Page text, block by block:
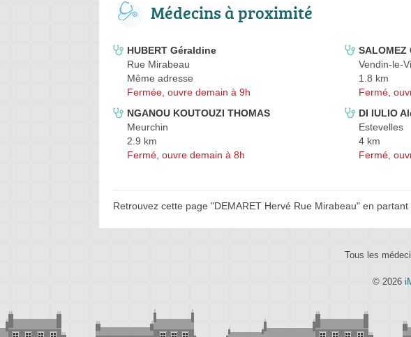
Médecins à proximité
HUBERT Géraldine
Rue Mirabeau
Même adresse
Fermée, ouvre demain à 9h
SALOMEZ
Vendin-le-
1.8 km
Fermé,
NGANOU KOUTOUZI THOMAS
Meurchin
2.9 km
Fermé, ouvre demain à 8h
DI IULIO
Estevelles
4 km
Fermé,
Retrouvez cette page "DEMARET Hervé Rue Mirabeau" en partant
Tous les
© 2026